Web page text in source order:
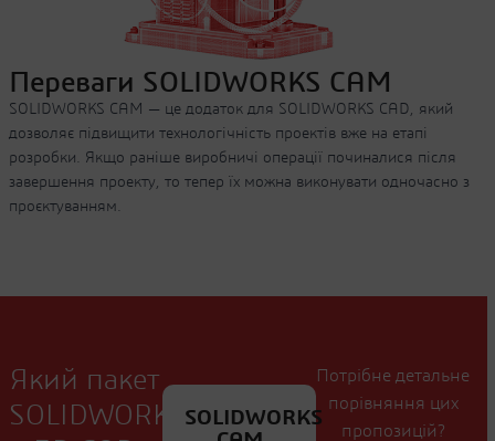
Переваги SOLIDWORKS CAM
SOLIDWORKS CAM — це додаток для SOLIDWORKS CAD, який
дозволяє підвищити технологічність проектів вже на етапі
розробки. Якщо раніше виробничі операції починалися після
завершення проекту, то тепер їх можна виконувати одночасно з
проєктуванням.
Який пакет
SOLIDWORKS
SOLIDWORKS
Потрібне детальне
порівняння цих
пропозицій?